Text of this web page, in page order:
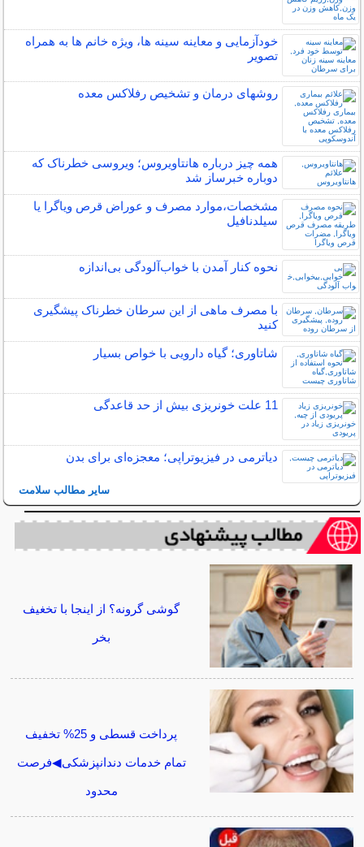
خودآزمایی و معاینه سینه ها، ویژه خانم ها به همراه
تصویر
روشهای درمان و تشخیص رفلاکس معده
همه چیز درباره هانتاویروس؛ ویروسی خطرناک که
دوباره خبرساز شد
مشخصات،موارد مصرف و عوراض قرص ویاگرا یا
سیلدنافیل
نحوه کنار آمدن با خواب‌آلودگی بی‌اندازه
با مصرف ماهی از این سرطان خطرناک پیشگیری
کنید
شاتاوری؛ گیاه دارویی با خواص بسیار
11 علت خونریزی بیش از حد قاعدگی
دیاترمی در فیزیوتراپی؛ معجزه‌ای برای بدن
سایر مطالب سلامت
گوشی گرونه؟ از اینجا با تخغیف
بخر
پرداخت قسطی و 25% تخفیف
تمام خدمات دندانپزشکی◀فرصت
محدود